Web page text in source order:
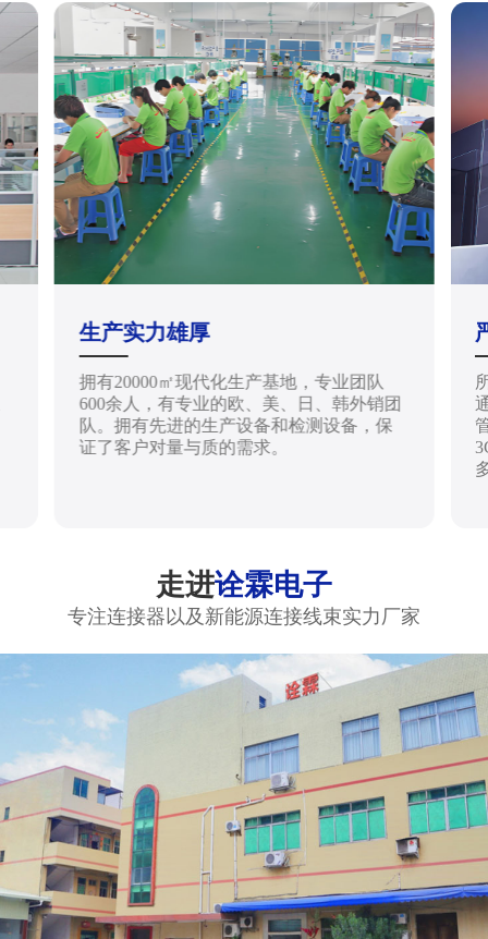
生产实力雄厚
拥有20000㎡现代化生产基地，专业团队
600余人，有专业的欧、美、日、韩外销团
队。拥有先进的生产设备和检测设备，保
证了客户对量与质的需求。
走进诠霖电子
专注连接器以及新能源连接线束实力厂家